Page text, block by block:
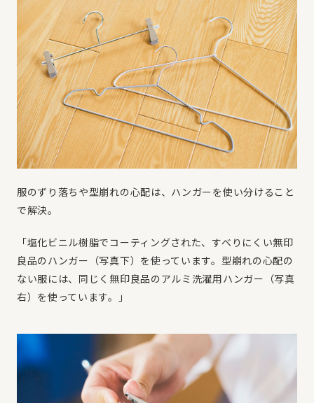
服のずり落ちや型崩れの心配は、ハンガーを使い分けること
で解決。
「塩化ビニル樹脂でコーティングされた、すべりにくい無印
良品のハンガー（写真下）を使っています。型崩れの心配の
ない服には、同じく無印良品のアルミ洗濯用ハンガー（写真
右）を使っています。」